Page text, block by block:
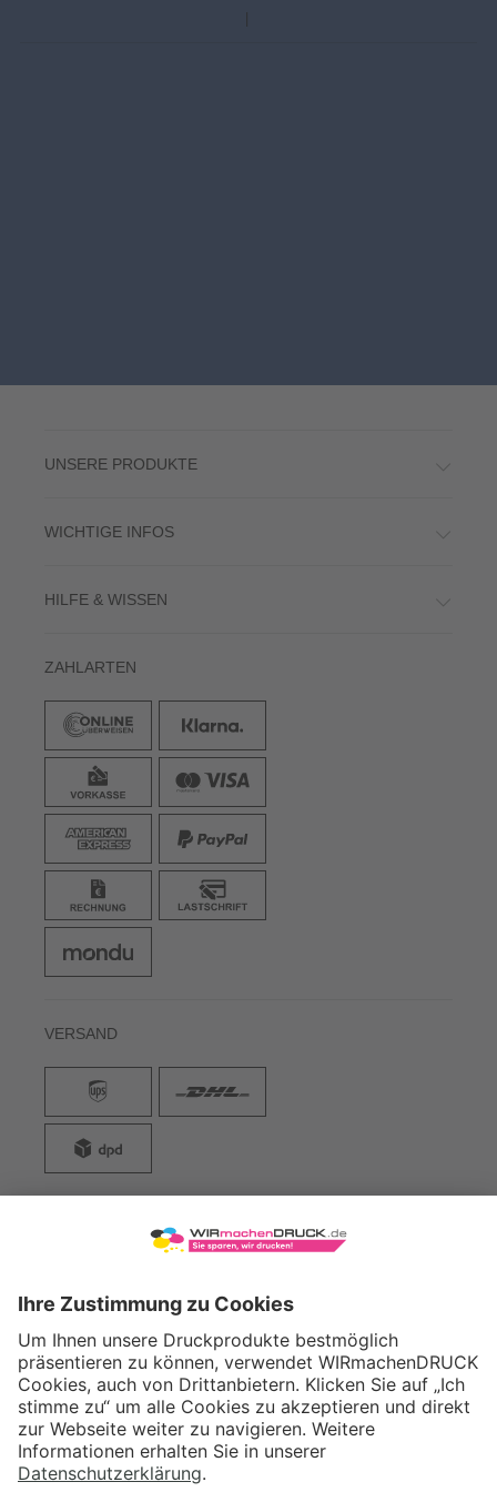
UNSERE PRODUKTE
WICHTIGE INFOS
HILFE & WISSEN
ZAHLARTEN
VERSAND
WIRmachenDRUCK GmbH
71522 Backnang
Tel.: +49 (0) 711 995 982 - 20
Fax: +49 (0) 711 995 982 - 21
SOCIAL MEDIA